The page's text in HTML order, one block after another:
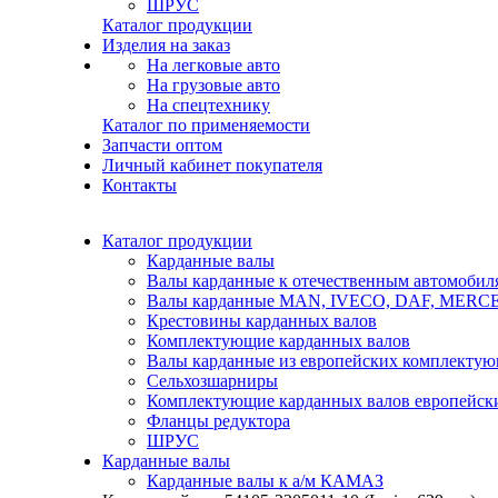
ШРУС
Каталог продукции
Изделия на заказ
На легковые авто
На грузовые авто
На спецтехнику
Каталог по применяемости
Запчасти оптом
Личный кабинет покупателя
Контакты
Каталог продукции
Карданные валы
Валы карданные к отечественным
Валы карданные MAN, IVECO, DAF,
Крестовины карданных валов
Комплектующие карданных валов
Валы карданные из европейских
Сельхозшарниры
Комплектующие карданных валов
Фланцы редуктора
ШРУС
Карданные валы
Карданные валы к а/м КАМАЗ